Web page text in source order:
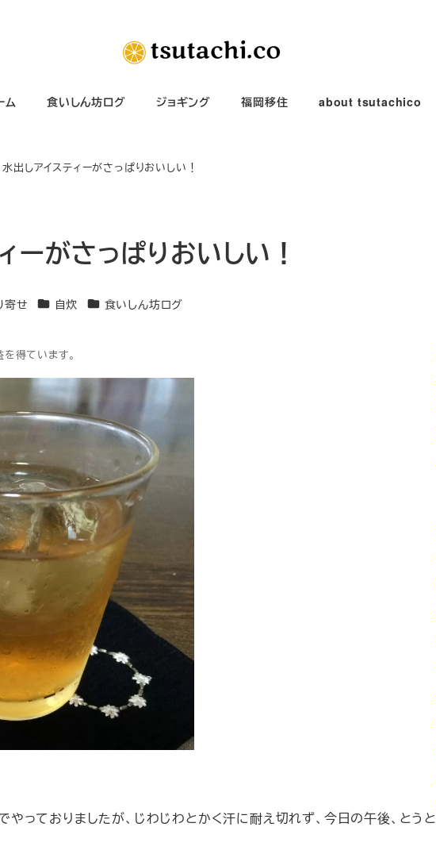
ム 食いしん坊ログ ジョギング 福岡移住 about tsutachico
出しアイスティーがさっぱりおいしい！
ーがさっぱりおいしい！
寄せ カテゴリー
自炊 カテゴリー
食いしん坊ログ
得ています。
っておりましたが、じわじわとかく汗に耐え切れず、今日の午後、とうと